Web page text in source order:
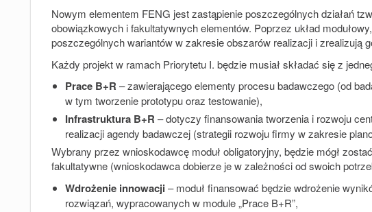
Nowym elementem FENG jest zastąpienie poszczególnych działań
obowiązkowych i fakultatywnych elementów. Poprzez układ
poszczególnych wariantów w zakresie obszarów realizacji i zrealizują
Każdy projekt w ramach Priorytetu I. będzie musiał składać się z
Prace B+R – zawierającego elementy procesu badawczego (od
w tym tworzenie prototypu oraz testowanie),
Infrastruktura B+R –dotyczy finansowania tworzenia i rozwoju
realizacji agendy badawczej (strategii rozwoju firmy w zakresie
Wybrany przez wnioskodawcę moduł obligatoryjny, będzie mógł
fakultatywne (wnioskodawca dobierze je w zależności od swoich
Wdrożenie innowacji– moduł finansować będzie wdrożenie
rozwiązań, wypracowanych w module „Prace B+R”,